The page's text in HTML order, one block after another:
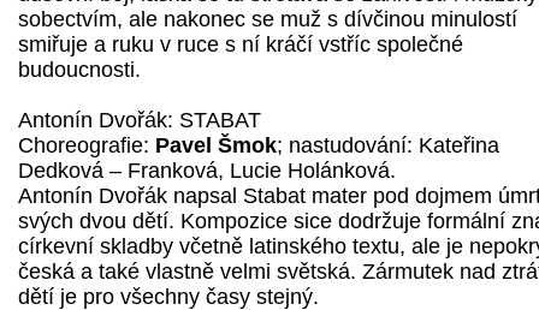
sobectvím, ale nakonec se muž s dívčinou minulostí
smiřuje a ruku v ruce s ní kráčí vstříc společné
budoucnosti.
Antonín Dvořák: STABAT
Choreografie: Pavel Šmok; nastudování: Kateřina
Dedková – Franková, Lucie Holánková.
Antonín Dvořák napsal Stabat mater pod dojmem
svých dvou dětí. Kompozice sice dodržuje formální
církevní skladby včetně latinského textu, ale je
česká a také vlastně velmi světská. Zármutek nad
dětí je pro všechny časy stejný.